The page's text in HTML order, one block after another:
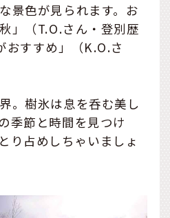
景色が見られます。お
」（T.O.さん・登別歴
すすめ」（K.O.さ
。樹氷は息を呑む美し
季節と時間を見つけ
り占めしちゃいましょ